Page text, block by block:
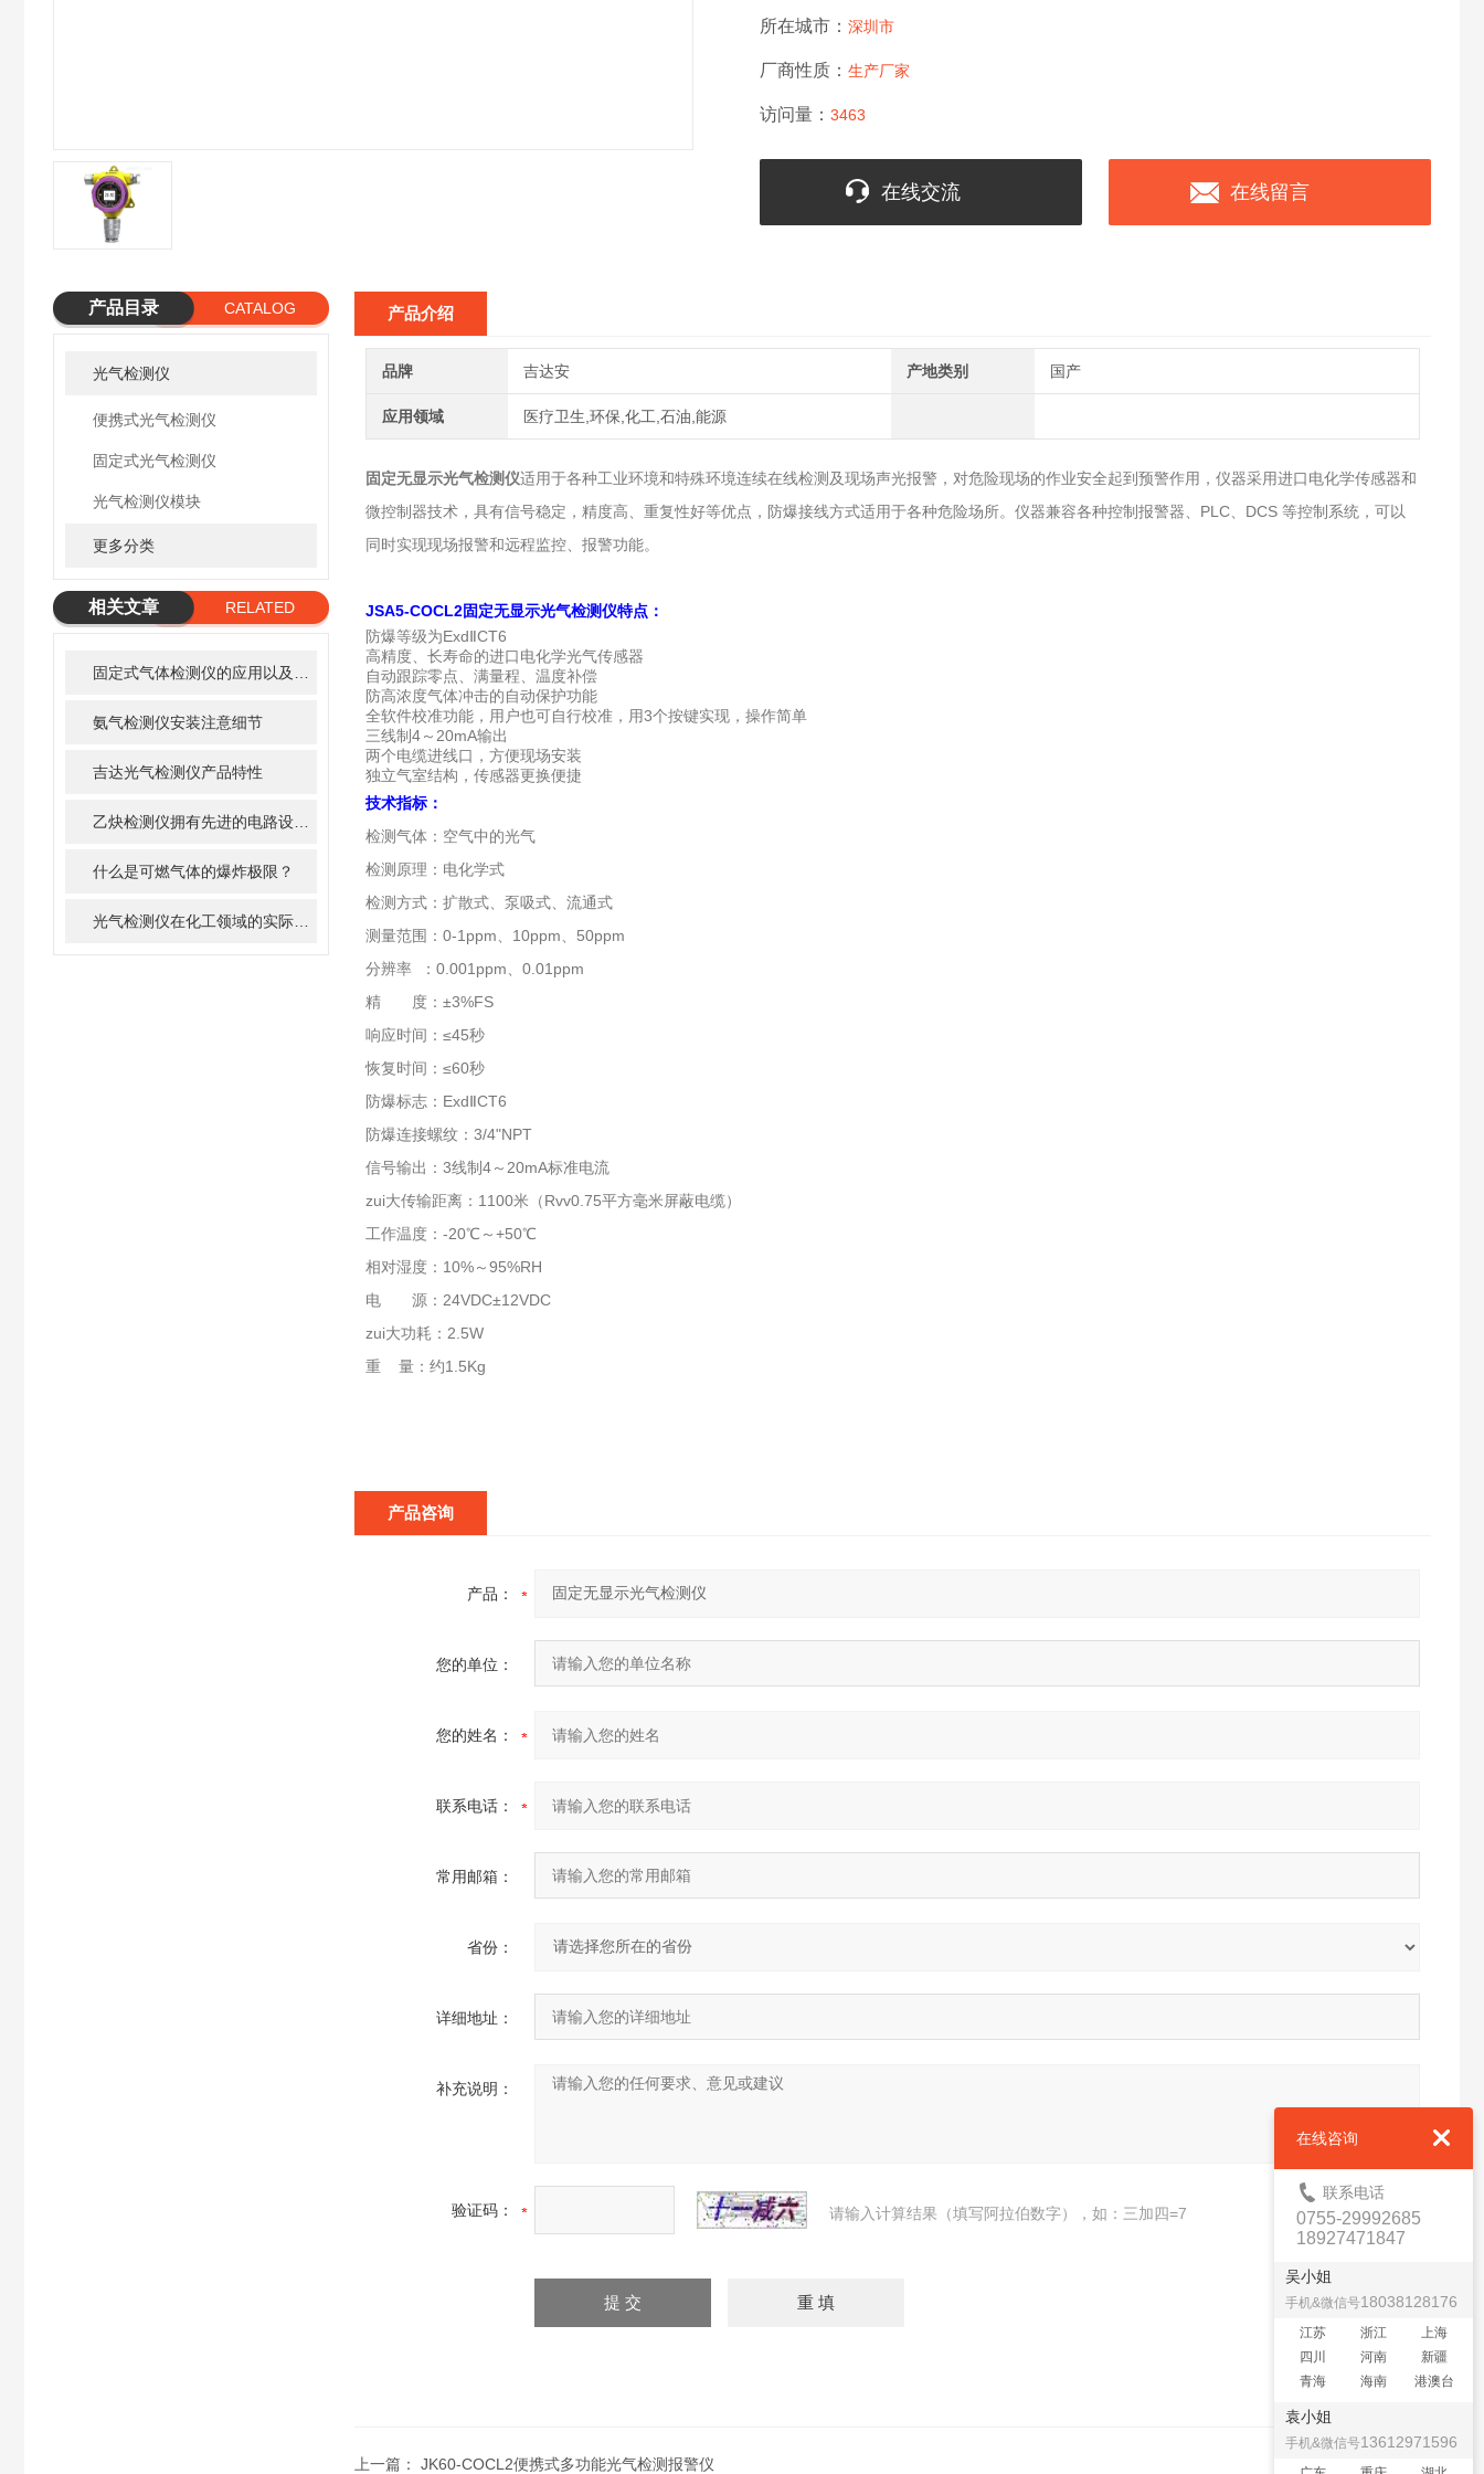
所在城市： 深圳市
厂商性质： 生产厂家
访问量： 3463
在线交流 在线留言
产品目录 CATALOG
光气检测仪
便携式光气检测仪
固定式光气检测仪
光气检测仪模块
更多分类
相关文章
RELATED
氨气检测仪安装注意细节
吉达光气检测仪产品特性
什么是可燃气体的爆炸极限？
产品介绍
品牌 吉达安 产地类别 国产
应用领域 医疗卫生,环保,化工,石油,能源
固定无显示光气检测仪适用于各种工业环境和特殊环境连续在线检测及现场声光报警，对危险现场的作业安全起到预警作用，仪器采用进口电化学传感器和
微控制器技术，具有信号稳定，精度高、重复性好等优点，防爆接线方式适用于各种危险场所。仪器兼容各种控制报警器、PLC、DCS 等控制系统，可以
同时实现现场报警和远程监控、报警功能。
JSA5-COCL2固定无显示光气检测仪特点：
防爆等级为ExdⅡCT6
高精度、长寿命的进口电化学光气传感器
自动跟踪零点、满量程、温度补偿
防高浓度气体冲击的自动保护功能
全软件校准功能，用户也可自行校准，用3个按键实现，操作简单
三线制4～20mA输出
两个电缆进线口，方便现场安装
独立气室结构，传感器更换便捷
技术指标：
检测气体：空气中的光气
检测原理：电化学式
检测方式：扩散式、泵吸式、流通式
测量范围：0-1ppm、10ppm、50ppm
分辨率 ：0.001ppm、0.01ppm
精 度：±3%FS
响应时间：≤45秒
恢复时间：≤60秒
防爆标志：ExdⅡCT6
防爆连接螺纹：3/4"NPT
信号输出：3线制4～20mA标准电流
zui大传输距离：1100米（Rvv0.75平方毫米屏蔽电缆）
工作温度：-20℃～+50℃
相对湿度：10%～95%RH
电 源：24VDC±12VDC
zui大功耗：2.5W
重 量：约1.5Kg
产品咨询
产品：
您的单位：
您的姓名：
联系电话：
常用邮箱：
省份：
详细地址：
补充说明：
验证码： 请输入计算结果（填写阿拉伯数字），如：三加四=7
上一篇： JK60-COCL2便携式多功能光气检测报警仪
在线咨询
联系电话
0755-29992685
18927471847
吴小姐
手机&微信号18038128176
江苏 浙江
上海
四川
河南
新疆
青海
海南 港澳台
袁小姐
手机&微信号13612971596